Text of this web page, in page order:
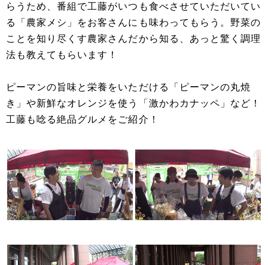
らうため、番組で工藤がいつも食べさせていただいてい
る「農家メシ」をお客さんにも味わってもらう。野菜の
ことを知り尽くす農家さんだから知る、あっと驚く調理
法も教えてもらいます！
ピーマンの旨味と栄養をいただける「ピーマンの丸焼
き」や新鮮なオレンジを使う「激かわカナッペ」など！
工藤も唸る絶品グルメをご紹介！